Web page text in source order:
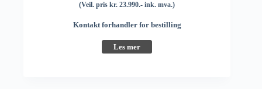
(Veil. pris kr. 23.990.- ink. mva.)
Kontakt forhandler for bestilling
Les mer